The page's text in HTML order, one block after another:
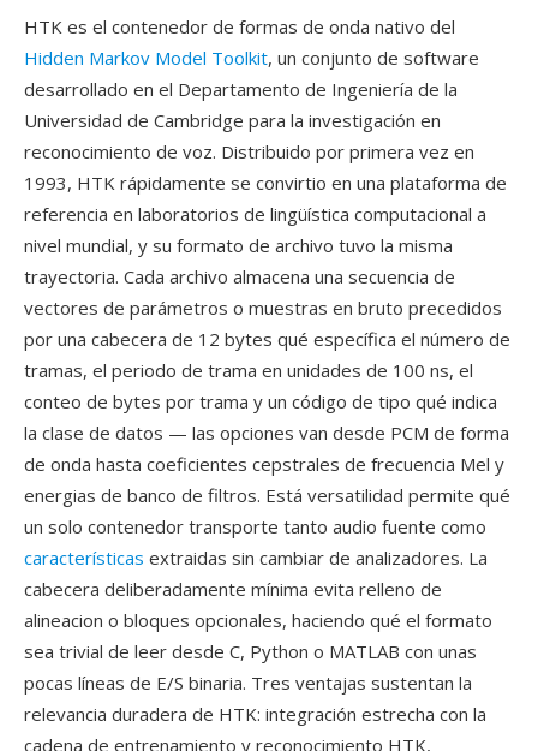
HTK es el contenedor de formas de onda nativo del
Hidden Markov Model Toolkit, un conjunto de software
desarrollado en el Departamento de Ingeniería de la
Universidad de Cambridge para la investigación en
reconocimiento de voz. Distribuido por primera vez en
1993, HTK rápidamente se convirtio en una plataforma de
referencia en laboratorios de lingüística computacional a
nivel mundial, y su formato de archivo tuvo la misma
trayectoria. Cada archivo almacena una secuencia de
vectores de parámetros o muestras en bruto precedidos
por una cabecera de 12 bytes qué específica el número de
tramas, el periodo de trama en unidades de 100 ns, el
conteo de bytes por trama y un código de tipo qué indica
la clase de datos — las opciones van desde PCM de forma
de onda hasta coeficientes cepstrales de frecuencia Mel y
energias de banco de filtros. Está versatilidad permite qué
un solo contenedor transporte tanto audio fuente como
características extraidas sin cambiar de analizadores. La
cabecera deliberadamente mínima evita relleno de
alineacion o bloques opcionales, haciendo qué el formato
sea trivial de leer desde C, Python o MATLAB con unas
pocas líneas de E/S binaria. Tres ventajas sustentan la
relevancia duradera de HTK: integración estrecha con la
cadena de entrenamiento y reconocimiento HTK,